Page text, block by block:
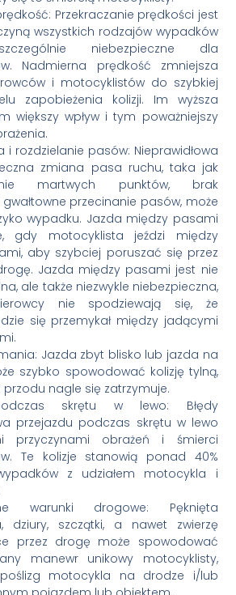
Przekraczanie prędkości jest
wszystkich rodzajów wypadków
niebezpieczne dla
Nadmierna prędkość zmniejsza
i motocyklistów do szybkiej
zapobieżenia kolizji. Im wyższa
większy wpływ i tym poważniejszy
i rozdzielanie pasów: Nieprawidłowa
zmiana pasa ruchu, taka jak
martwych punktów, brak
przecinanie pasów, może
wypadku. Jazda między pasami
gdy motocyklista jeździ między
aby szybciej poruszać się przez
Jazda między pasami jest nie
ale także niezwykle niebezpieczna,
nie spodziewają się, że
się przemykał między jadącymi
Jazda zbyt blisko lub jazda na
szybko spowodować kolizję tylną,
nagle się zatrzymuje.
skrętu w lewo: Błędy
przejazdu podczas skrętu w lewo
przyczynami obrażeń i śmierci
Te kolizje stanowią ponad 40%
z udziałem motocykla i
warunki drogowe: Pęknięta
dziury, szczątki, a nawet zwierzę
przez drogę może spowodować
manewr unikowy motocyklisty,
motocykla na drodze i/lub